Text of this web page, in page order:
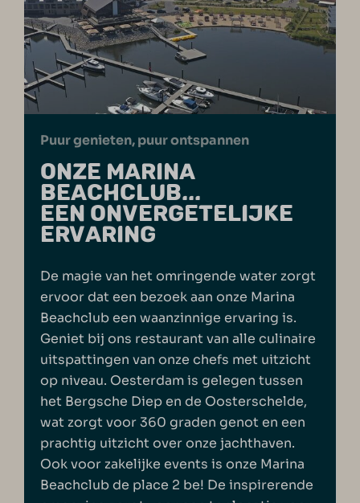
Puur genieten, puur ontspannen
ONZE MARINA
BEACHCLUB...
EEN ONVERGETELIJKE
ERVARING
De magie van het omringende water zorgt
ervoor dat een bezoek aan onze Marina
Beachclub een waanzinnige ervaring is.
Geniet bij ons restaurant van alle culinaire
uitspattingen van onze chefs met uitzicht
op niveau. Oesterdam is gelegen tussen
het Bergsche Diep en de Oosterschelde,
wat zorgt voor 360 graden genot en een
prachtig uitzicht over onze jachthaven.
Ook voor zakelijke events is onze Marina
Beachclub de place 2 be! De inspirerende